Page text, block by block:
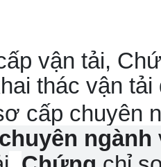
vận tải,
thác vận
cấp chuyên
chuyên ngành